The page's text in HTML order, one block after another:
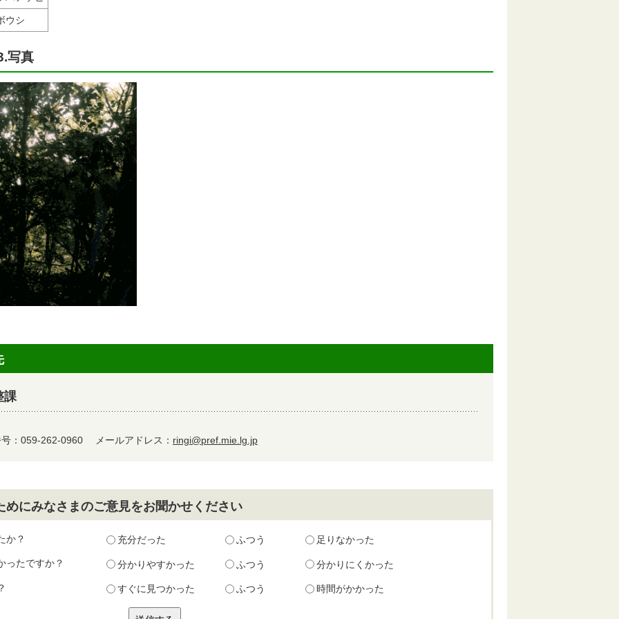
ウシ
写真
課
：059-262-0960 メールアドレス： ringi@pref.mie.lg.jp
にみなさまのご意見をお聞かせください
か？ 充分だった ふつう 足りなかった
ったですか？ 分かりやすかった ふつう 分かりにくかった
すぐに見つかった ふつう 時間がかかった